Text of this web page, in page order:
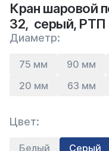
Кран шаровой
32, серый, РТП
Диаметр:
75 мм 90 мм
20 мм
63 мм
Цвет:
Белый Серый